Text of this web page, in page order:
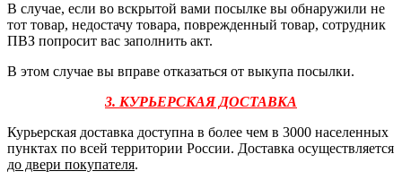
В случае, если во вскрытой вами посылке вы обнаружили не
тот товар, недостачу товара, поврежденный товар, сотрудник
ПВЗ попросит вас заполнить акт.
В этом случае вы вправе отказаться от выкупа посылки.
3. КУРЬЕРСКАЯ ДОСТАВКА
Курьерская доставка доступна в более чем в 3000 населенных
пунктах по всей территории России. Доставка осуществляется
до двери покупателя.